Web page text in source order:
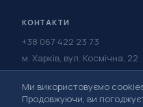
КОНТАКТИ
+38 067 422 23 73
м. Харків, вул. Космічна, 22
Написати в Telegram
Написати у Viber
Ми використовуємо
Продовжуючи, ви